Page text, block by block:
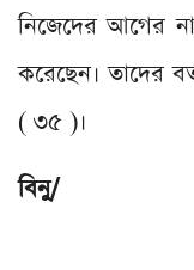
নিজেদের আগের
করেছেন। তাদের
( ৩৫ )।
বিনু/